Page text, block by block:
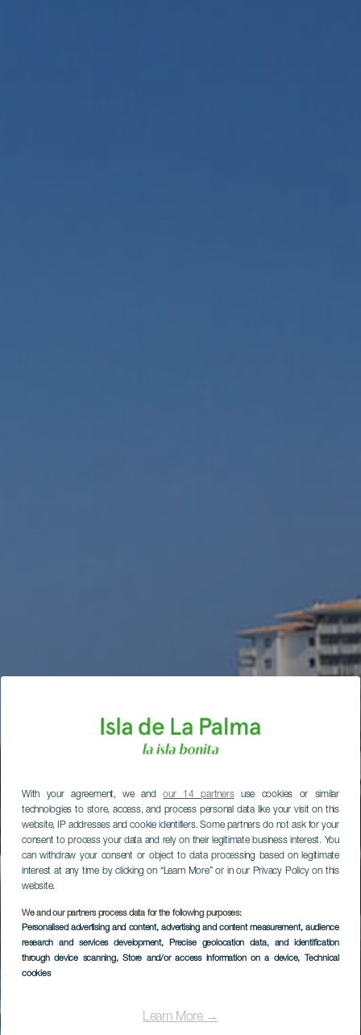
With your agreement, we andour 14 partnersuse cookies or similar
technologies to store, access, and process personal data like your visit on this
website, IP addresses and cookie identifiers. Some partners do not ask for your
consent to process your data and rely on their legitimate business interest. You
can withdraw your consent or object to data processing based on legitimate
interest at any time by clicking on “Learn More” or in our Privacy Policy on this
website.
We and our partners process data for the following purposes:
Personalised advertising and content, advertising and content measurement, audience
research and services development, Precise geolocation data, and identification
through device scanning, Store and/or access information on a device, Technical
cookies
Learn More →